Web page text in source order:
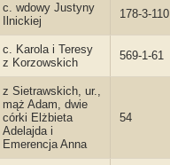
c. wdowy Justyny
Ilnickiej
178-3-110
c. Karola i Teresy
z Korzowskich
569-1-61
z Sietrawskich, ur.,
mąż Adam, dwie
córki Elżbieta
Adelajda i
Emerencja Anna
54